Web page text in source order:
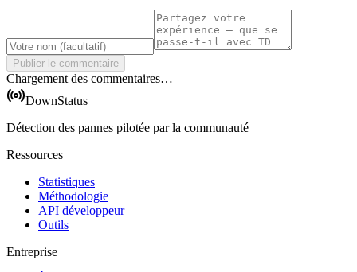
Publier le commentaire
Chargement des commentaires…
DownStatus
Détection des pannes pilotée par la communauté
Ressources
Statistiques
Méthodologie
API développeur
Outils
Entreprise